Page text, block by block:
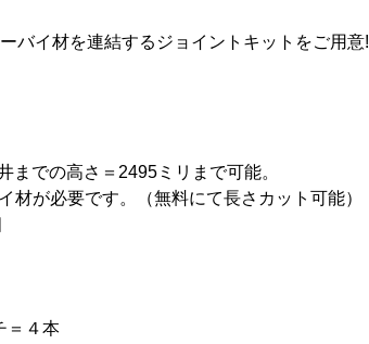
バイ材を連結するジョイントキットをご用意!
での高さ＝2495ミリまで可能。
が必要です。（無料にて長さカット可能）
＝４本